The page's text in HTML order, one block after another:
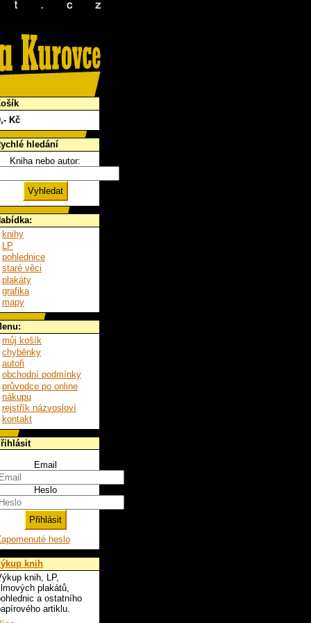
,- Kč
hledání
Kniha nebo autor:
knihy
LP
pohlednice
staré věci
plakáty
grafika
mapy
můj košík
chyběnky
autoři
obchodní podmínky
průvodce po online
nákupu
rejstřík názvosloví
kontakt
Email
Heslo
heslo
knih
knih, LP,
plakátů,
a ostatního
artiklu.